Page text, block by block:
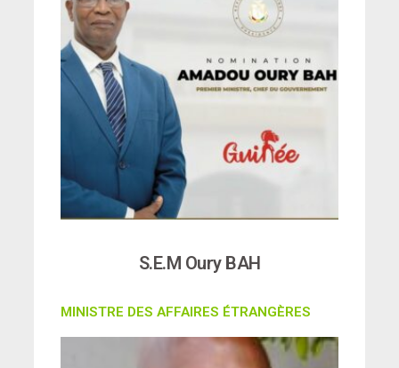
S.E.M Oury BAH
MINISTRE DES AFFAIRES ÉTRANGÈRES